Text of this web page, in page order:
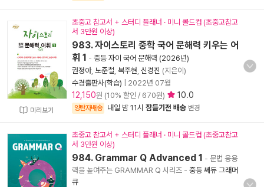
미리보기
초중고 참고서 + 스터디 플래너 · 미니 콜드컵 (초중고참고
서 3만원 이상)
983. 자이스토리 중학 국어 문해력 키우는 어
휘 1 - 중등 자이 국어 문해력 (2026년)
권정아, 노준철 복주현 신경진 (지은이)
수경출판사(학습)
2022년 07월
12,150원 (10% 할인 / 670원) 10.0
양탄자배송 내일 밤 11시 잠들기전 배송 변경
초중고 참고서 + 스터디 플래너 · 미니 콜드컵 (초중고참고
서 3만원 이상)
984. Grammar Q Advanced 1 - 문법 응용
력을 높여주는 GRAMMAR Q 시리즈 - 중등 쎄듀 그래머
큐